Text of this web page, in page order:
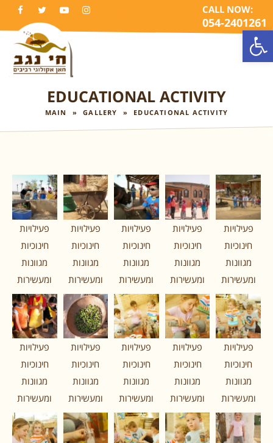
CALL NOW:
054-2401261
EDUCATIONAL ACTIVITY
MAIN » GALLERY » EDUCATIONAL ACTIVITY
פעילויות
חינוכיות
מגוונות
ומעשירות
פעילויות
חינוכיות
מגוונות
ומעשירות
פעילויות
חינוכיות
מגוונות
ומעשירות
פעילויות
חינוכיות
מגוונות
ומעשירות
פעילויות
חינוכיות
מגוונות
ומעשירות
פעילויות
חינוכיות
מגוונות
ומעשירות
פעילויות
חינוכיות
מגוונות
ומעשירות
פעילויות
חינוכיות
מגוונות
ומעשירות
פעילויות
חינוכיות
מגוונות
ומעשירות
פעילויות
חינוכיות
מגוונות
ומעשירות